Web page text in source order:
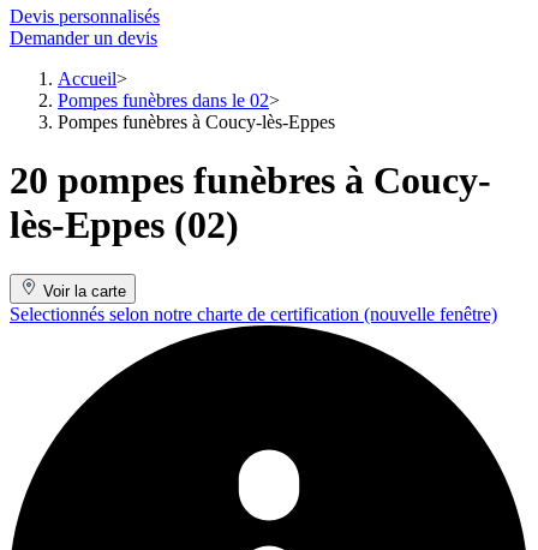
Devis personnalisés
Demander un devis
Accueil
Pompes funèbres dans le 02
Pompes funèbres à Coucy-lès-Eppes
20 pompes funèbres à Coucy-
lès-Eppes (02)
Voir la carte
Selectionnés selon notre charte de certification (nouvelle fenêtre)